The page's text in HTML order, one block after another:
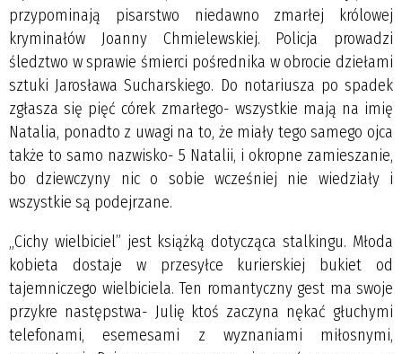
przypominają pisarstwo niedawno zmarłej królowej
kryminałów Joanny Chmielewskiej. Policja prowadzi
śledztwo w sprawie śmierci pośrednika w obrocie dziełami
sztuki Jarosława Sucharskiego. Do notariusza po spadek
zgłasza się pięć córek zmarłego- wszystkie mają na imię
Natalia, ponadto z uwagi na to, że miały tego samego ojca
także to samo nazwisko- 5 Natalii, i okropne zamieszanie,
bo dziewczyny nic o sobie wcześniej nie wiedziały i
wszystkie są podejrzane.
„Cichy wielbiciel” jest książką dotycząca stalkingu. Młoda
kobieta dostaje w przesyłce kurierskiej bukiet od
tajemniczego wielbiciela. Ten romantyczny gest ma swoje
przykre następstwa- Julię ktoś zaczyna nękać głuchymi
telefonami, esemesami z wyznaniami miłosnymi,